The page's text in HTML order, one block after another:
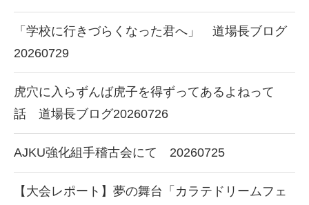
「学校に行きづらくなった君へ」 道場長ブログ
20260729
虎穴に入らずんば虎子を得ずってあるよねって
話 道場長ブログ20260726
AJKU強化組手稽古会にて 20260725
【大会レポート】夢の舞台「カラテドリームフェ